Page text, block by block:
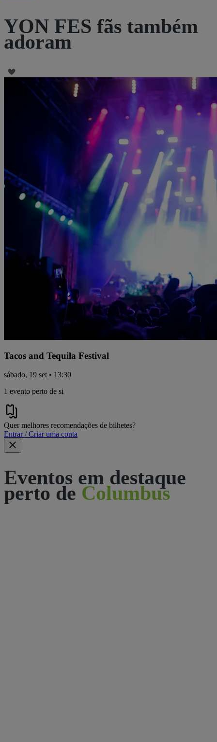
YON FES fãs também
adoram
Tacos and Tequila Festival
sábado, 19 set • 13:30
1 evento perto de si
Quer melhores recomendações de bilhetes?
Entrar / Criar uma conta
Eventos em destaque
perto de Columbus